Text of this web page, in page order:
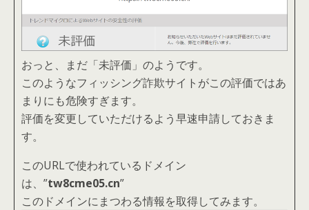
おっと、まだ「未評価」のようです。
このようなフィッシング詐欺サイトがこの評価ではあ
まりにも危険すぎます。
評価を変更していただけるよう早速申請しておきま
す。
このURLで使われているドメイン
は、”tw8cme05.cn”
このドメインにまつわる情報を取得してみます。